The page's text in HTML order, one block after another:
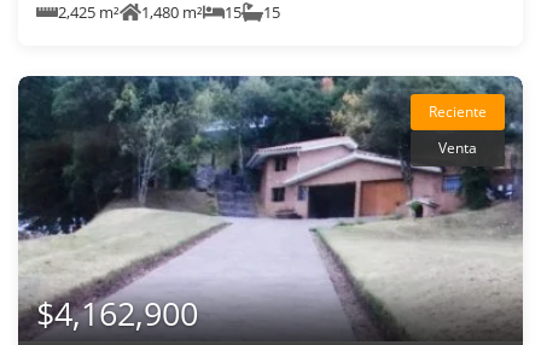
2,425 m² 1,480 m² 15 15
Reciente
Venta
$4,162,900